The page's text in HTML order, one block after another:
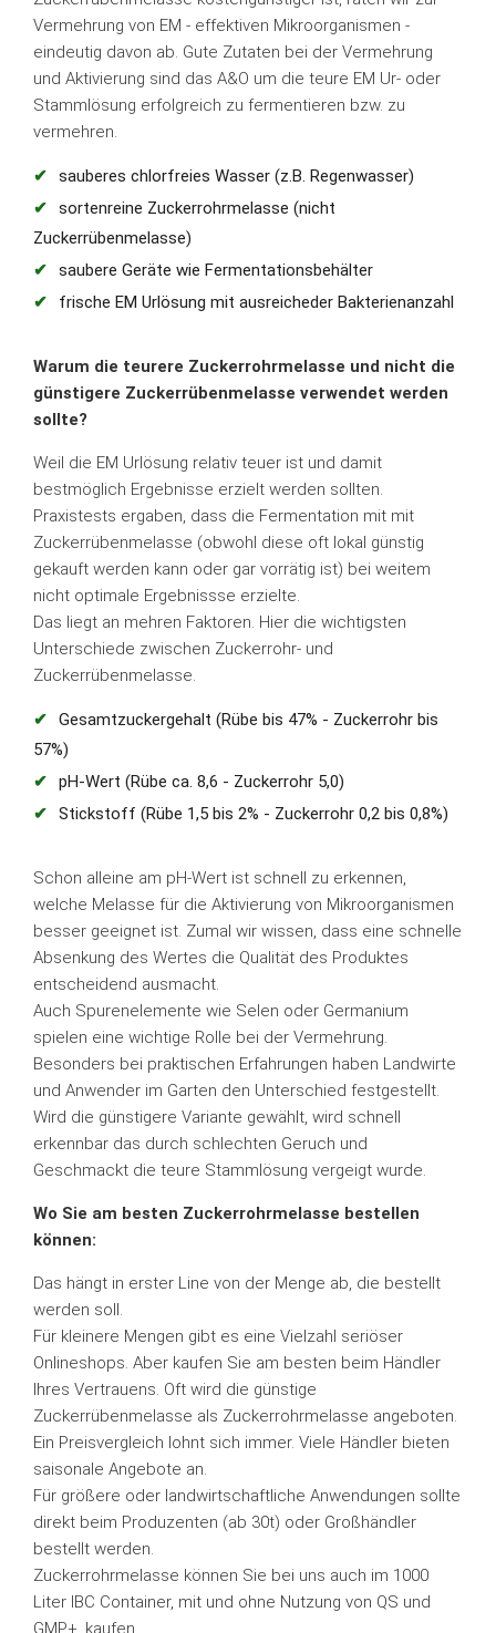
Vermehrung von EM - effektiven Mikroorganismen -
eindeutig davon ab. Gute Zutaten bei der Vermehrung
und Aktivierung sind das A&O um die teure EM Ur- oder
Stammlösung erfolgreich zu fermentieren bzw. zu
vermehren.
sauberes chlorfreies Wasser (z.B. Regenwasser)
sortenreine Zuckerrohrmelasse (nicht
Zuckerrübenmelasse)
saubere Geräte wie Fermentationsbehälter
frische EM Urlösung mit ausreicheder Bakterienanzahl
Warum die teurere Zuckerrohrmelasse und nicht die
günstigere Zuckerrübenmelasse verwendet werden
sollte?
Weil die EM Urlösung relativ teuer ist und damit
bestmöglich Ergebnisse erzielt werden sollten.
Praxistests ergaben, dass die Fermentation mit mit
Zuckerrübenmelasse (obwohl diese oft lokal günstig
gekauft werden kann oder gar vorrätig ist) bei weitem
nicht optimale Ergebnissse erzielte.
Das liegt an mehren Faktoren. Hier die wichtigsten
Unterschiede zwischen Zuckerrohr- und
Zuckerrübenmelasse.
Gesamtzuckergehalt (Rübe bis 47% - Zuckerrohr bis
57%)
pH-Wert (Rübe ca. 8,6 - Zuckerrohr 5,0)
Stickstoff (Rübe 1,5 bis 2% - Zuckerrohr 0,2 bis 0,8%)
Schon alleine am pH-Wert ist schnell zu erkennen,
welche Melasse für die Aktivierung von Mikroorganismen
besser geeignet ist. Zumal wir wissen, dass eine schnelle
Absenkung des Wertes die Qualität des Produktes
entscheidend ausmacht.
Auch Spurenelemente wie Selen oder Germanium
spielen eine wichtige Rolle bei der Vermehrung.
Besonders bei praktischen Erfahrungen haben Landwirte
und Anwender im Garten den Unterschied festgestellt.
Wird die günstigere Variante gewählt, wird schnell
erkennbar das durch schlechten Geruch und
Geschmackt die teure Stammlösung vergeigt wurde.
Wo Sie am besten Zuckerrohrmelasse bestellen
können:
Das hängt in erster Line von der Menge ab, die bestellt
werden soll.
Für kleinere Mengen gibt es eine Vielzahl seriöser
Onlineshops. Aber kaufen Sie am besten beim Händler
Ihres Vertrauens. Oft wird die günstige
Zuckerrübenmelasse als Zuckerrohrmelasse angeboten.
Ein Preisvergleich lohnt sich immer. Viele Händler bieten
saisonale Angebote an.
Für größere oder landwirtschaftliche Anwendungen sollte
direkt beim Produzenten (ab 30t) oder Großhändler
bestellt werden.
Zuckerrohrmelasse können Sie bei uns auch im 1000
Liter IBC Container, mit und ohne Nutzung von QS und
GMP+, kaufen.